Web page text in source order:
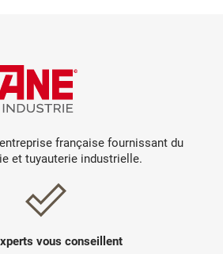
française fournissant du
et tuyauterie industrielle.
vous conseillent